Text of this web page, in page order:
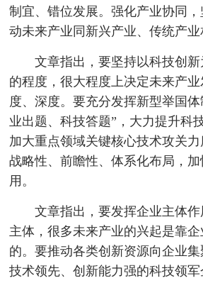
制宜、错位发展。强化产业协同
动未来产业同新兴产业、传统产业
文章指出，要坚持以科技创
的程度，很大程度上决定未来产
度、深度。要充分发挥新型举国
业出题、科技答题”，大力提升科
加大重点领域关键核心技术攻关
战略性、前瞻性、体系化布局，
用。
文章指出，要发挥企业主体
主体，很多未来产业的兴起是靠
的。要推动各类创新资源向企业
技术领先、创新能力强的科技领